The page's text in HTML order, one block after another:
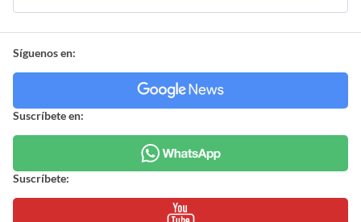
Síguenos en:
Suscríbete en:
Suscríbete: